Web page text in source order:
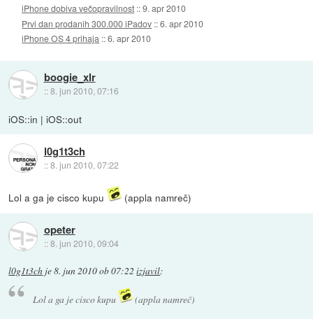
iPhone dobiva večopravilnost ::9. apr 2010
Prvi dan prodanih 300.000 iPadov ::6. apr 2010
iPhone OS 4 prihaja ::6. apr 2010
boogie_xlr
::8. jun 2010, 07:16
iOS::in | iOS::out
l0g1t3ch
::8. jun 2010, 07:22
Lol a ga je cisco kupu (appla namreč)
opeter
::8. jun 2010, 09:04
l0g1t3ch je8. jun 2010 ob 07:22 izjavil:
Lol a ga je cisco kupu (appla namreč)